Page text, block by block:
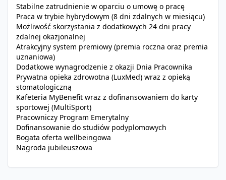
Stabilne zatrudnienie w oparciu o umowę o pracę
Praca w trybie hybrydowym (8 dni zdalnych w miesiącu)
Możliwość skorzystania z dodatkowych 24 dni pracy
zdalnej okazjonalnej
Atrakcyjny system premiowy (premia roczna oraz premia
uznaniowa)
Dodatkowe wynagrodzenie z okazji Dnia Pracownika
Prywatna opieka zdrowotna (LuxMed) wraz z opieką
stomatologiczną
Kafeteria MyBenefit wraz z dofinansowaniem do karty
sportowej (MultiSport)
Pracowniczy Program Emerytalny
Dofinansowanie do studiów podyplomowych
Bogata oferta wellbeingowa
Nagroda jubileuszowa